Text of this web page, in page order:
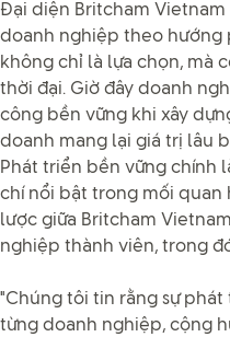
Đại diện Britcham Vietnam
doanh nghiệp theo hướng
không chỉ là lựa chọn, mà
thời đại. Giờ đây doanh
công bền vững khi xây
doanh mang lại giá trị lâu
Phát triển bền vững chính
chí nổi bật trong mối quan
lược giữa Britcham
nghiệp thành viên, trong
"Chúng tôi tin rằng sự
từng doanh nghiệp, cộng